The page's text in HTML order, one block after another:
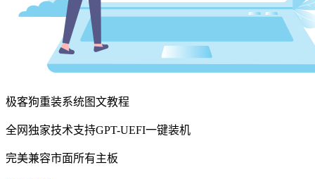
极客狗重装系统图文教程
全网独家技术支持GPT-UEFI一键装机
完美兼容市面所有主板